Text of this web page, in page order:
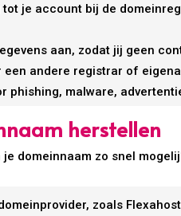
je account bij de
aan, zodat jij geen
andere registrar of
phishing, malware,
herstellen
domeinnaam zo snel
zoals